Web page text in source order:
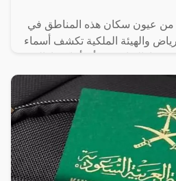
من عيون سكان هذه المناطق في
والهيئة الملكية تكشف أسماء